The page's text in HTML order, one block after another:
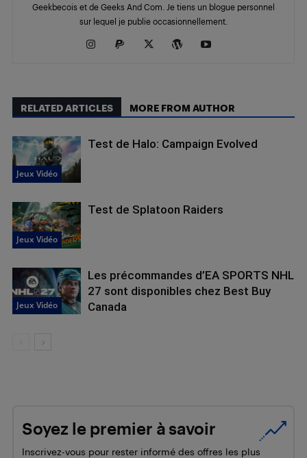
Geekbecois et de Geeks And Com. Je tiens un blogue personnel
sur lequel je publie occasionnellement.
RELATED ARTICLES MORE FROM AUTHOR
Jeux Vidéo
Test de Halo: Campaign Evolved
Jeux Vidéo
Test de Splatoon Raiders
Jeux Vidéo
Les précommandes d’EA SPORTS NHL
27 sont disponibles chez Best Buy
Canada
Soyez le premier à savoir
Inscrivez-vous pour rester informé des offres les plus